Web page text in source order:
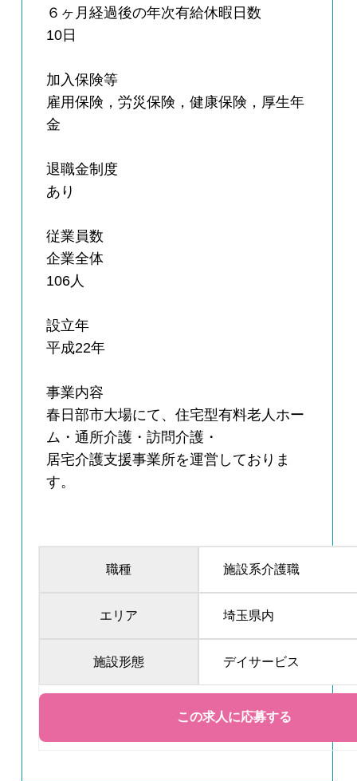
６ヶ月経過後の年次有給休暇日数
10日
加入保険等
雇用保険，労災保険，健康保険，厚生年
金
退職金制度
あり
従業員数
企業全体
106人
設立年
平成22年
事業内容
春日部市大場にて、住宅型有料老人ホー
ム・通所介護・訪問介護・
居宅介護支援事業所を運営しておりま
す。
職種 施設系介護職
エリア 埼玉県内
施設形態 デイサービス